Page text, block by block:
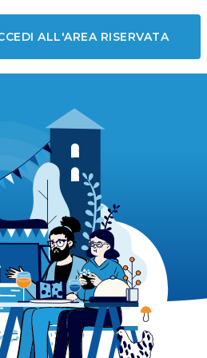
ALL'AREA RISERVATA